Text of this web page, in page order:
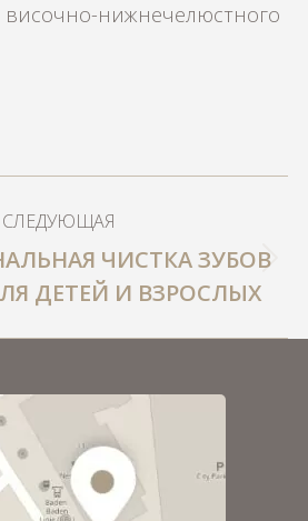
височно-нижнечелюстного
СЛЕДУЮЩАЯ
Следующая
запись:
ЧИСТКА ЗУБОВ
ДЕТЕЙ И ВЗРОСЛЫХ